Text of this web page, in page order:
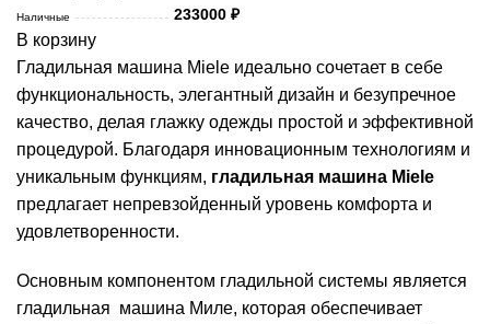
Наличные
233000 ₽
В корзину
Гладильная машина Miele идеально сочетает в себе
функциональность, элегантный дизайн и безупречное
качество, делая глажку одежды простой и эффективной
процедурой. Благодаря инновационным технологиям и
уникальным функциям, гладильная машина Miele
предлагает непревзойденный уровень комфорта и
удовлетворенности.
Основным компонентом гладильной системы является
гладильная машина Миле, которая обеспечивает